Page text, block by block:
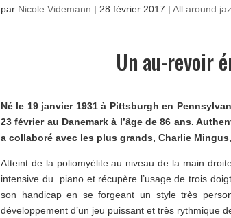
par Nicole Videmann | 28 février 2017 | All around
Un au-revoir
Né le 19 janvier 1931 à Pittsburgh en
23 février au Danemark à l’âge de 86 ans.
a collaboré avec les plus grands, Charlie
Atteint de la poliomyélite au niveau de la main
intensive du piano et récupère l’usage de trois
son handicap en se forgeant un style très
développement d’un jeu puissant et très rythmique